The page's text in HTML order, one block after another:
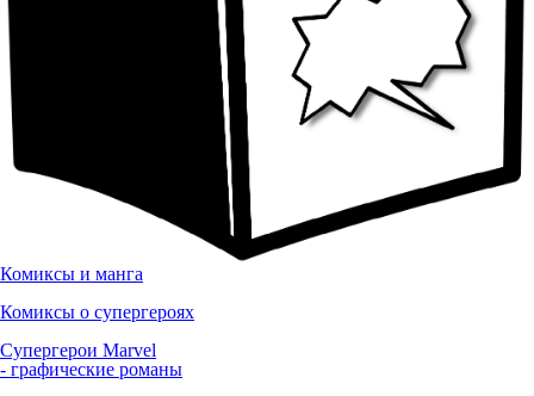
Комиксы и манга
Комиксы о супергероях
Супергерои Marvel
- графические романы